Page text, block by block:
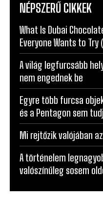
What Is Dubai
Everyone Wants to Try
A világ legfurcsább
nem engednek be
Egyre több furcsa
és a Pentagon sem
Mi rejtőzik valójában
A történelem
valószínűleg sosem